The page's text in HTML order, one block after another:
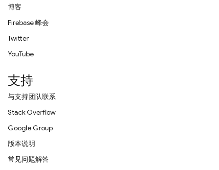
博客
Firebase 峰会
Twitter
YouTube
支持
与支持团队联系
Stack Overflow
Google Group
版本说明
常见问题解答